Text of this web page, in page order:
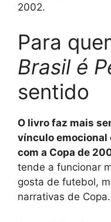
2002.
Para
Brasil é
sentido
O livro faz mais
vínculo emocional
com a Copa de
tende a funcionar
gosta de futebol,
narrativas de Copa.